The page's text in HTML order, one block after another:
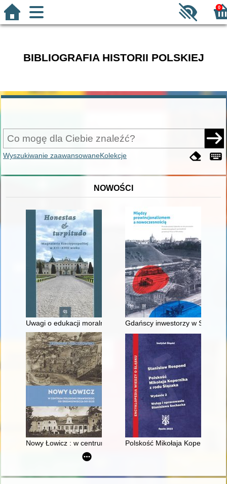
0
BIBLIOGRAFIA HISTORII POLSKIEJ
Wyszukiwanie zaawansowaneKolekcje
NOWOŚCI
Uwagi o edukacji moralnej synów szlacheckich w XVI-
Gdańscy inwestorzy w
Nowy Łowicz : w centrum poligonu drawskiego od
Polskość Mikołaja Kopernika z